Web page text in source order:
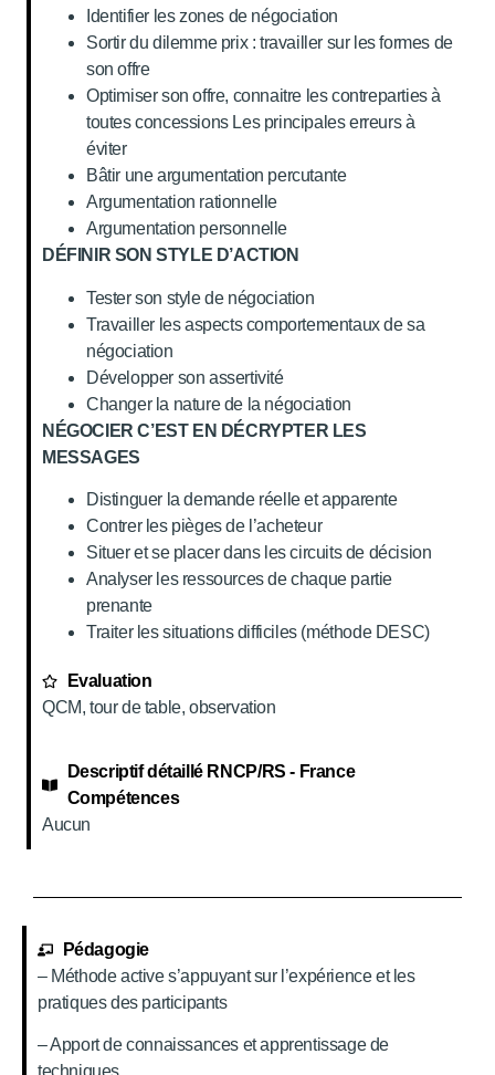
Identifier les zones de négociation
Sortir du dilemme prix : travailler sur les formes de
son offre
Optimiser son offre, connaitre les contreparties à
toutes concessions Les principales erreurs à
éviter
Bâtir une argumentation percutante
Argumentation rationnelle
Argumentation personnelle
DÉFINIR SON STYLE D’ACTION
Tester son style de négociation
Travailler les aspects comportementaux de sa
négociation
Développer son assertivité
Changer la nature de la négociation
NÉGOCIER C’EST EN DÉCRYPTER LES
MESSAGES
Distinguer la demande réelle et apparente
Contrer les pièges de l’acheteur
Situer et se placer dans les circuits de décision
Analyser les ressources de chaque partie
prenante
Traiter les situations difficiles (méthode DESC)
Evaluation
QCM, tour de table, observation
Descriptif détaillé RNCP/RS - France
Compétences
Aucun
Pédagogie
– Méthode active s’appuyant sur l’expérience et les
pratiques des participants
– Apport de connaissances et apprentissage de